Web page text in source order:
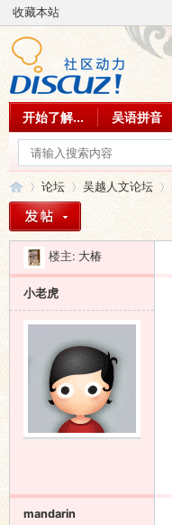
收藏本站
开始了解... 吴语拼音
»
论坛
›
吴越人文论坛
楼主: 大椿
小老虎
mandarin